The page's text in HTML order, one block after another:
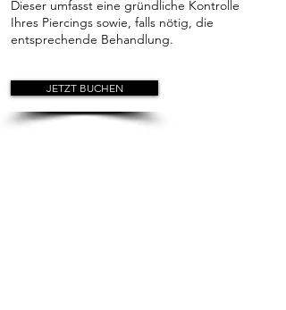
Dieser umfasst eine gründliche Kontrolle
Ihres Piercings sowie, falls nötig, die
entsprechende Behandlung.
JETZT BUCHEN